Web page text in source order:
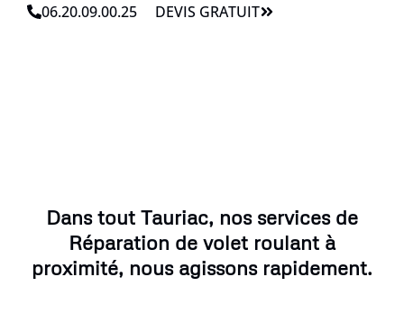
06.20.09.00.25 DEVIS GRATUIT
Dans tout Tauriac, nos services de
Réparation de volet roulant à
proximité, nous agissons rapidement.